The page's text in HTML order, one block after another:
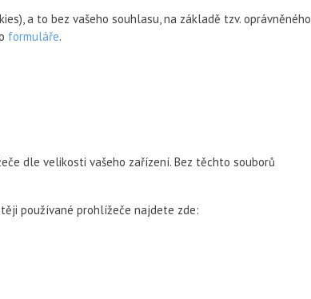
a to bez vašeho souhlasu, na základě tzv. oprávněného
formuláře.
dle velikosti vašeho zařízení. Bez těchto souborů
používané prohlížeče najdete zde: